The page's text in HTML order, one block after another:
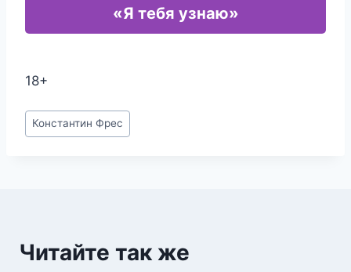
«Я тебя узнаю»
18+
Метки
записи:
Константин Фрес
Читайте так же